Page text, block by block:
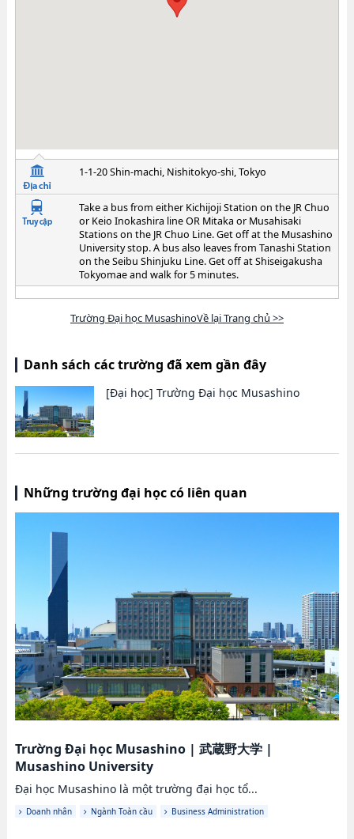
1-1-20 Shin-machi, Nishitokyo-shi, Tokyo
Take a bus from either Kichijoji Station on the JR Chuo
or Keio Inokashira line OR Mitaka or Musahisaki
Stations on the JR Chuo Line. Get off at the Musashino
University stop. A bus also leaves from Tanashi Station
on the Seibu Shinjuku Line. Get off at Shiseigakusha
Tokyomae and walk for 5 minutes.
Trường Đại học MusashinoVề lại Trang chủ >>
Danh sách các trường đã xem gần đây
[Đại học] Trường Đại học Musashino
Những trường đại học có liên quan
Trường Đại học Musashino| 武蔵野大学|
Musashino University
Đại học Musashino là một trường đại học tổ...
Doanh nhân Ngành Toàn cầu Business Administration